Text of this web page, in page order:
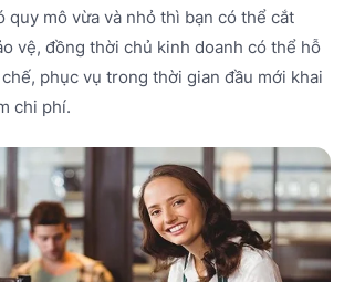
quy mô vừa và nhỏ thì bạn có thể cắt
vệ, đồng thời chủ kinh doanh có thể hỗ
phục vụ trong thời gian đầu mới khai
chi phí.